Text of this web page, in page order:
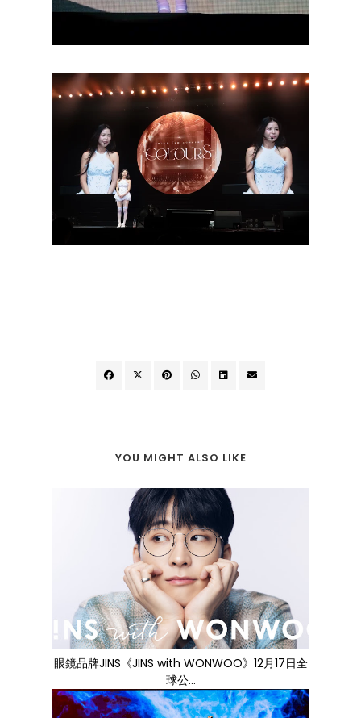
YOU MIGHT ALSO LIKE
眼鏡品牌JINS《JINS with WONWOO》12月17日全
球公...